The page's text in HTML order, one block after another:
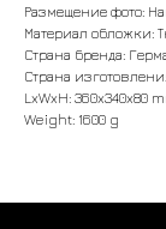
Размещение фото:
Материал обложки:
Страна бренда:
Страна
LxWxH: 360x340x80
Weight: 1600 g